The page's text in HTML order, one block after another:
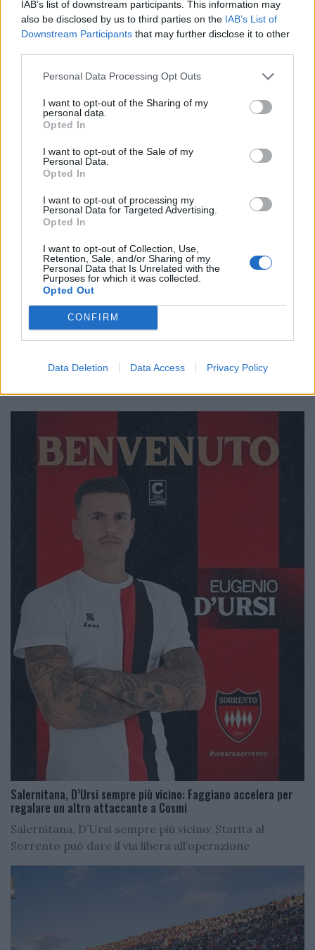
IAB’s list of downstream participants. This information may
also be disclosed by us to third parties on the IAB’s List of
Downstream Participants that may further disclose it to other
Personal Data Processing Opt Outs
I want to opt-out of the Sharing of my
personal data.
Opted In
I want to opt-out of the Sale of my
Personal Data.
Opted In
I want to opt-out of processing my
Personal Data for Targeted Advertising.
Opted In
I want to opt-out of Collection, Use,
Retention, Sale, and/or Sharing of my
Personal Data that Is Unrelated with the
Purposes for which it was collected.
Opted Out
CONFIRM
Data Deletion Data Access Privacy Policy
Salernitana, D’Ursi sempre più vicino: Faggiano accelera per
regalare un altro attaccante a Cosmi
Salernitana, D’Ursi sempre più vicino: Starita al
Sorrento può dare il via libera all’operazione